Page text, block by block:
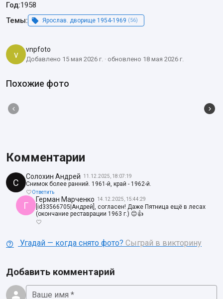
Год:1958
Темы:
Ярослав. дворище 1954-1969 (56)
v vnpfoto
Добавлено 15 мая 2026 г. · обновлено 18 мая 2026 г.
Похожие фото
Комментарии
С
Солохин Андрей 11.12.2025, 18:07:19
Снимок более ранний. 1961-й, край - 1962-й.
Ответить
Г
Герман Марченко 14.12.2025, 15:44:29
[id33566705|Андрей], согласен! Даже Пятница ещё в лесах
(окончание реставрации 1963 г.) 😊👍
Угадай — когда снято фото? Сыграй в викторину
Добавить комментарий
Ваше имя *